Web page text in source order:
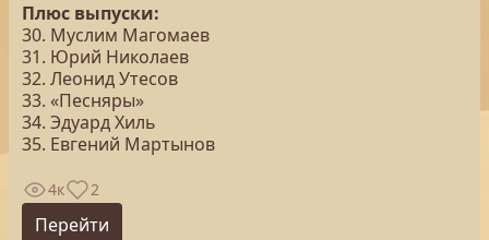
Плюс выпуски:
30. Муслим Магомаев
31. Юрий Николаев
32. Леонид Утесов
33. «Песняры»
34. Эдуард Хиль
35. Евгений Мартынов
4к 2
Перейти